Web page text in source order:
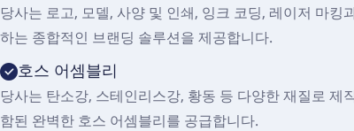
당사는 로고, 모델, 사양 및 인쇄, 잉크 코딩, 레이저 마킹
하는 종합적인 브랜딩 솔루션을 제공합니다.
호스 어셈블리
당사는 탄소강, 스테인리스강, 황동 등 다양한 재질로 제
함된 완벽한 호스 어셈블리를 공급합니다.